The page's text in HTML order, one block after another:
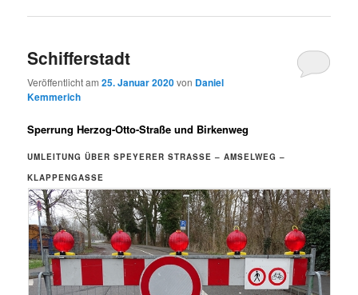
Schifferstadt
Veröffentlicht am25. Januar 2020von Daniel
Kemmerich
Sperrung Herzog-Otto-Straße und Birkenweg
UMLEITUNG ÜBER SPEYERER STRASSE – AMSELWEG – K
LAPPENGASSE